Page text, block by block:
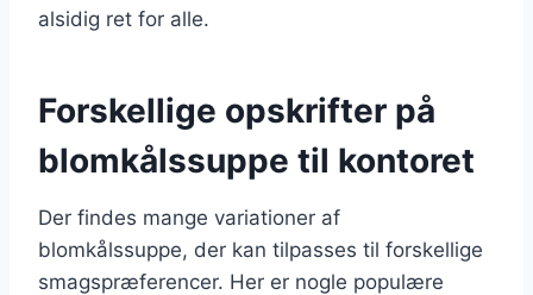
alsidig ret for alle.
Forskellige opskrifter på
blomkålssuppe til kontoret
Der findes mange variationer af
blomkålssuppe, der kan tilpasses til forskellige
smagspræferencer. Her er nogle populære